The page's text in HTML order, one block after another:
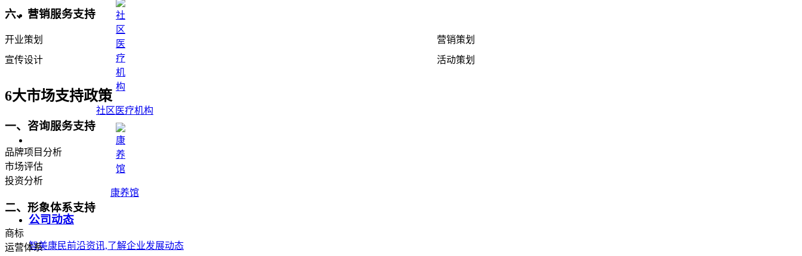
社区医疗机构
康养馆
公司动态
智美康民前沿资讯,了解企业发展动态
六、营销服务支持
开业策划
营销策划
宣传设计
活动策划
6大市场支持政策
一、咨询服务支持
品牌项目分析
市场评估
投资分析
二、形象体系支持
商标
运营体系